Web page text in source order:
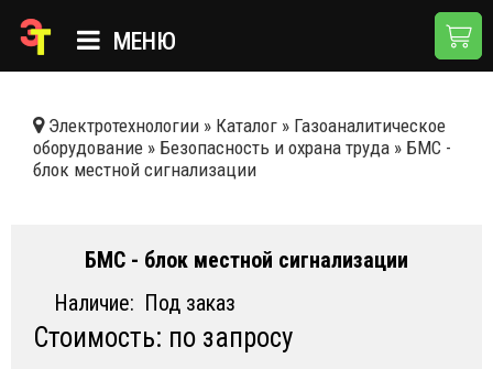
МЕНЮ
КАТАЛОГ
НОВОСТИ
ДОСТАВКА И ОПЛАТА
Электротехнологии » Каталог » Газоаналитическое
оборудование » Безопасность и охрана труда » БМС -
блок местной сигнализации
БМС - блок местной сигнализации
Наличие: Под заказ
Стоимость: по запросу